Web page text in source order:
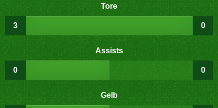
Tore
3 0
Assists
0 0
Gelb